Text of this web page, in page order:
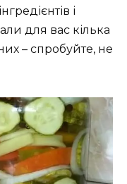
і
для вас кілька
– спробуйте, не